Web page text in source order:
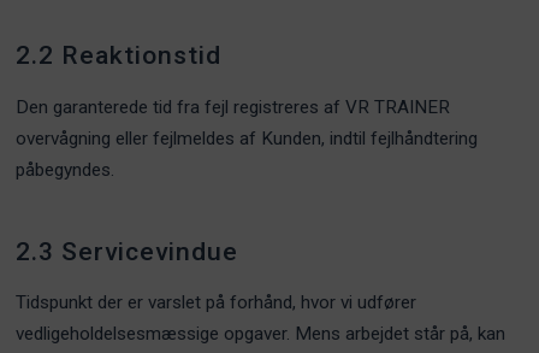
2.2 Reaktionstid
Den garanterede tid fra fejl registreres af VR TRAINER
overvågning eller fejlmeldes af Kunden, indtil fejlhåndtering
påbegyndes.
2.3 Servicevindue
Tidspunkt der er varslet på forhånd, hvor vi udfører
vedligeholdelsesmæssige opgaver. Mens arbejdet står på, kan